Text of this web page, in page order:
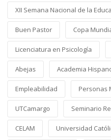
XII Semana Nacional de la
Buen Pastor Copa
Licenciatura en Psicología
Abejas Academia
Empleabilidad Personas
UTCamargo Seminario
CELAM Universidad